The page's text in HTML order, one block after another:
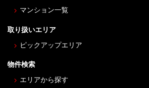
マンション一覧
取り扱いエリア
ピックアップエリア
物件検索
エリアから探す